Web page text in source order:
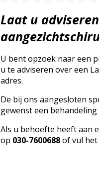
Laat u
U bent opzoek naar een
u te adviseren over een
adres.
De bij ons aangesloten
gewenst een
Als u behoefte heeft aan
op 030-7600688of vul